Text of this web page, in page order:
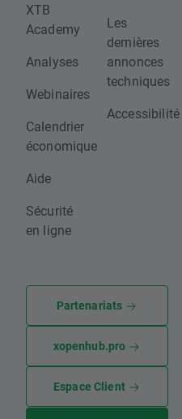
XTB
Academy
Analyses
Webinaires
Calendrier
économique
Aide
Sécurité
en ligne
Les
dernières
annonces
techniques
Accessibilité
Partenariats
xopenhub.pro
Espace Client